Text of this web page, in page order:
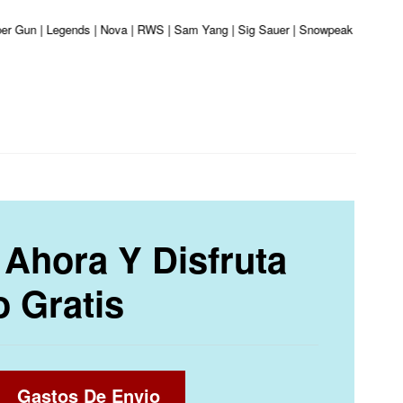
| Legends | Nova | RWS | Sam Yang | Sig Sauer | Snowpeak | Umarex
Y Disfruta
Gratis
Gastos De Envio